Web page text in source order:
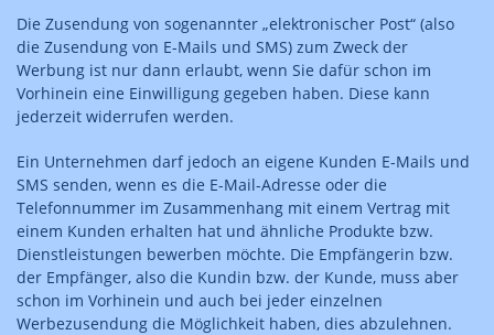
Die Zusendung von sogenannter „elektronischer Post“ (also
die Zusendung von E-Mails und SMS) zum Zweck der
Werbung ist nur dann erlaubt, wenn Sie dafür schon im
Vorhinein eine Einwilligung gegeben haben. Diese kann
jederzeit widerrufen werden.
Ein Unternehmen darf jedoch an eigene Kunden E-Mails und
SMS senden, wenn es die E-Mail-Adresse oder die
Telefonnummer im Zusammenhang mit einem Vertrag mit
einem Kunden erhalten hat und ähnliche Produkte bzw.
Dienstleistungen bewerben möchte. Die Empfängerin bzw.
der Empfänger, also die Kundin bzw. der Kunde, muss aber
schon im Vorhinein und auch bei jeder einzelnen
Werbezusendung die Möglichkeit haben, dies abzulehnen.